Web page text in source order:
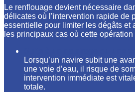
Le renflouage devient nécessaire
délicates où l’intervention rapide de
essentielle pour limiter les dégâts et
les principaux cas où cette opération
Lorsqu’un navire subit une
une voie d’eau, il risque de
intervention immédiate est
totale.